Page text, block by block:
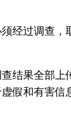
经过调查，
结果全部上
假和有害信